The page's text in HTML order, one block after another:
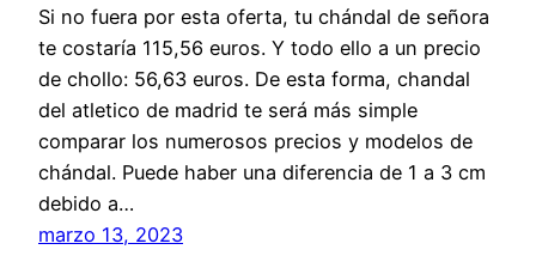
Si no fuera por esta oferta, tu chándal de señora
te costaría 115,56 euros. Y todo ello a un precio
de chollo: 56,63 euros. De esta forma, chandal
del atletico de madrid te será más simple
comparar los numerosos precios y modelos de
chándal. Puede haber una diferencia de 1 a 3 cm
debido a…
marzo 13, 2023